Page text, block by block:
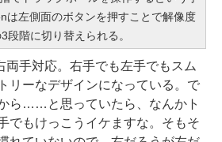
は左側面のボタンを押すことで解像度
階に切り替えられる。
手対応。右手でも左手でもスム
リーなデザインになっている。で
ら……と思っていたら、なんかト
でもけっこうイケますな。そもそ